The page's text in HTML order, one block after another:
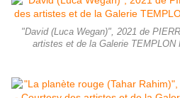
"David (Luca Wegan)", 2021 de
artistes et de la Galerie